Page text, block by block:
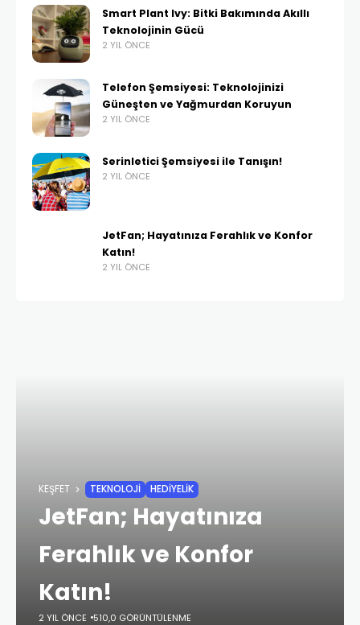
Smart Plant Ivy: Bitki Bakımında Akıllı
Teknolojinin Gücü
2 YIL ÖNCE
Telefon Şemsiyesi: Teknolojinizi
Güneşten ve Yağmurdan Koruyun
2 YIL ÖNCE
Serinletici Şemsiyesi ile Tanışın!
2 YIL ÖNCE
JetFan; Hayatınıza Ferahlık ve Konfor
Katın!
2 YIL ÖNCE
KEŞFET TEKNOLOJI HEDIYELIK
JetFan; Hayatınıza
Ferahlık ve Konfor
Katın!
2 YIL ÖNCE 510,0 GÖRÜNTÜLENME